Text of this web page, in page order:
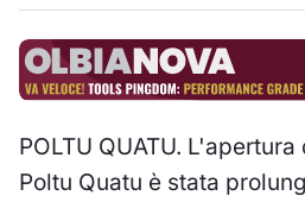
POLTU QUATU.
Poltu Quatu è stata